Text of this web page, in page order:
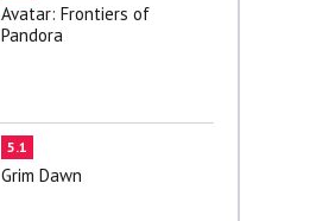
Avatar: Frontiers of
Pandora
5.1
Grim Dawn